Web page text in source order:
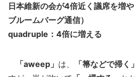
日本維新の会が4倍近く議席を増
ブルームバーグ通信）
quadruple：4倍に増える
「aweep」 は、 「箒などで掃く」